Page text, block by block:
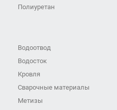
Полиуретан
Водоотвод
Водосток
Кровля
Сварочные материалы
Метизы